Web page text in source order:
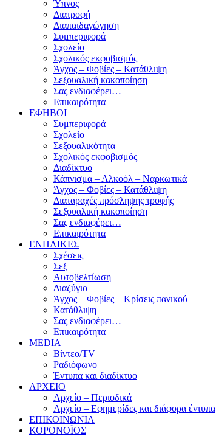
Ύπνος
Διατροφή
Διαπαιδαγώγηση
Συμπεριφορά
Σχολείο
Σχολικός εκφοβισμός
Άγχος – Φοβίες – Κατάθλιψη
Σεξουαλική κακοποίηση
Σας ενδιαφέρει…
Επικαιρότητα
ΕΦΗΒΟΙ
Συμπεριφορά
Σχολείο
Σεξουαλικότητα
Σχολικός εκφοβισμός
Διαδίκτυο
Κάπνισμα – Αλκοόλ – Ναρκωτικά
Άγχος – Φοβίες – Κατάθλιψη
Διαταραχές πρόσληψης τροφής
Σεξουαλική κακοποίηση
Σας ενδιαφέρει…
Επικαιρότητα
ΕΝΗΛΙΚΕΣ
Σχέσεις
Σεξ
Αυτοβελτίωση
Διαζύγιο
Άγχος – Φοβίες – Κρίσεις πανικού
Κατάθλιψη
Σας ενδιαφέρει…
Επικαιρότητα
MEDIA
Βίντεο/TV
Ραδιόφωνο
Έντυπα και διαδίκτυο
ΑΡΧΕΙΟ
Αρχείο – Περιοδικά
Αρχείο – Εφημερίδες και διάφορα έντυπα
ΕΠΙΚΟΙΝΩΝΙΑ
ΚΟΡΟΝΟΪΟΣ